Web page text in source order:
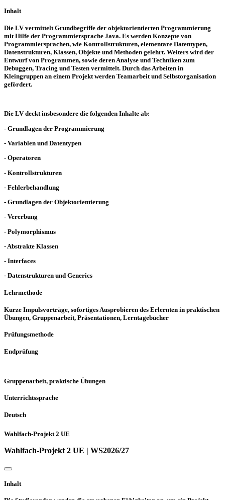
Inhalt
Die LV vermittelt Grundbegriffe der objektorientierten Programmierung
mit Hilfe der Programmiersprache Java. Es werden Konzepte von
Programmiersprachen, wie Kontrollstrukturen, elementare Datentypen,
Datenstrukturen, Klassen, Objekte und Methoden gelehrt. Weiters wird der
Entwurf von Programmen, sowie deren Analyse und Techniken zum
Debuggen, Tracing und Testen vermittelt. Durch das Arbeiten in
Kleingruppen an einem Projekt werden Teamarbeit und Selbstorganisation
gefördert.
Die LV deckt insbesondere die folgenden Inhalte ab:
- Grundlagen der Programmierung
- Variablen und Datentypen
- Operatoren
- Kontrollstrukturen
- Fehlerbehandlung
- Grundlagen der Objektorientierung
- Vererbung
- Polymorphismus
- Abstrakte Klassen
- Interfaces
- Datenstrukturen und Generics
Lehrmethode
Kurze Impulsvorträge, sofortiges Ausprobieren des Erlernten in praktischen
Übungen, Gruppenarbeit, Präsentationen, Lerntagebücher
Prüfungsmethode
Endprüfung
Gruppenarbeit, praktische Übungen
Unterrichtssprache
Deutsch
Wahlfach-Projekt 2 UE
Wahlfach-Projekt 2 UE | WS2026/27
Inhalt